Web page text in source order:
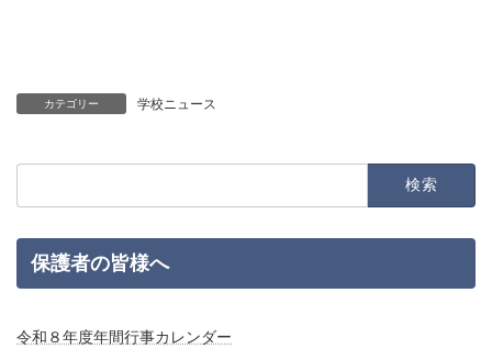
カテゴリー 学校ニュース
保護者の皆様へ
令和８年度年間行事カレンダー